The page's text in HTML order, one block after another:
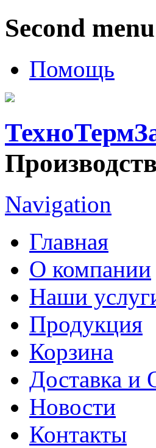
Second menu
Помощь
Navigation
Главная
О компании
Наши
Продукция
Корзина
Доставка и
Новости
Контакты